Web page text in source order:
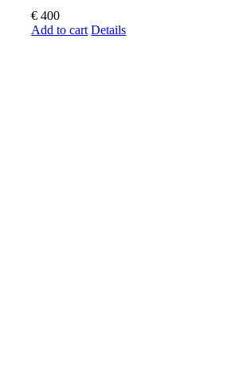
€ 400
Add to cart Details